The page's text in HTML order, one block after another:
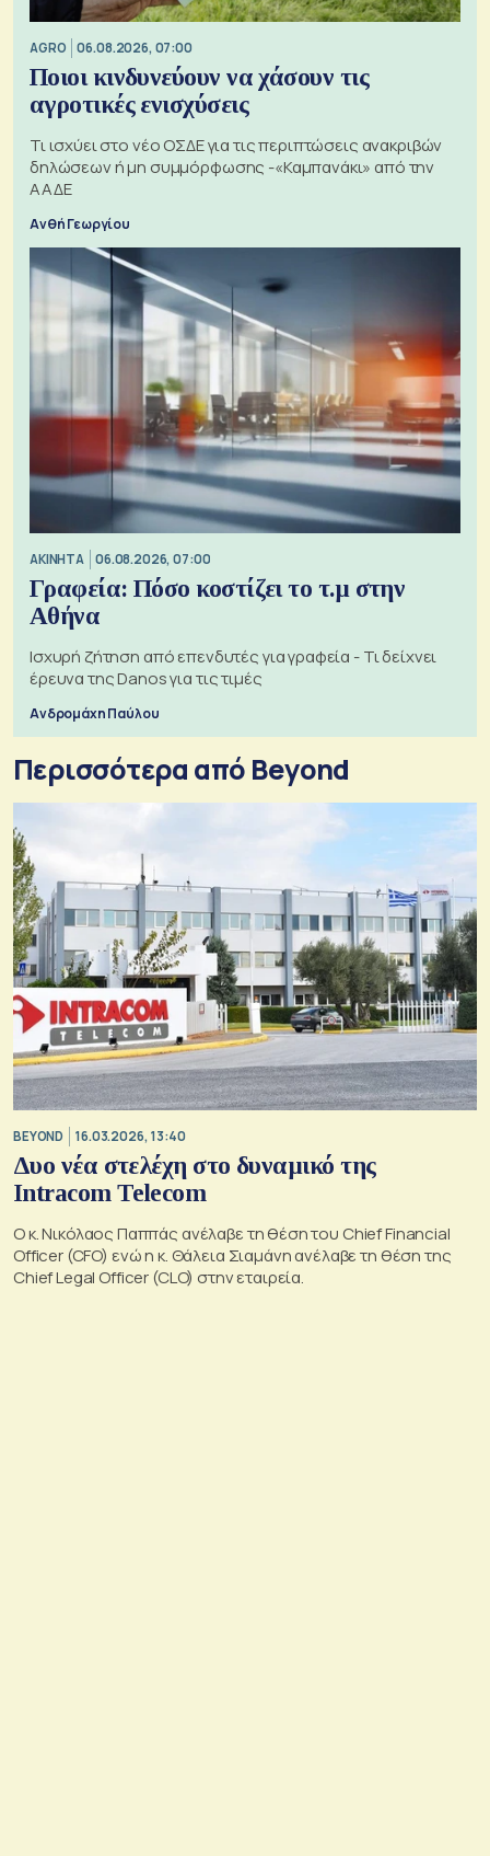
AGRO 06.08.2026, 07:00
Ποιοι κινδυνεύουν να χάσουν τις
αγροτικές ενισχύσεις
Τι ισχύει στο νέο ΟΣΔΕ για τις περιπτώσεις ανακριβών
δηλώσεων ή μη συμμόρφωσης -«Καμπανάκι» από την
ΑΑΔΕ
Ανθή Γεωργίου
ΑΚΙΝΗΤΑ 06.08.2026, 07:00
Γραφεία: Πόσο κοστίζει το τ.μ στην
Αθήνα
Ισχυρή ζήτηση από επενδυτές για γραφεία - Τι δείχνει
έρευνα της Danos για τις τιμές
Ανδρομάχη Παύλου
Περισσότερα από Beyond
BEYOND 16.03.2026, 13:40
Δυο νέα στελέχη στο δυναμικό της
Intracom Telecom
Ο κ. Νικόλαος Παππάς ανέλαβε τη θέση του Chief Financial
Officer (CFO) ενώ η κ. Θάλεια Σιαμάνη ανέλαβε τη θέση της
Chief Legal Officer (CLO) στην εταιρεία.